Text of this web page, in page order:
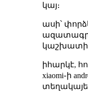
կայ։
ասի՝
կաշխատի
իհարկէ,
xiaomi֊ի